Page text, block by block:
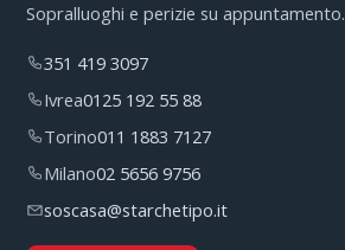
Sopralluoghi e perizie su appuntamento.
351 419 3097
Ivrea0125 192 55 88
Torino011 1883 7127
Milano02 5656 9756
soscasa@starchetipo.it